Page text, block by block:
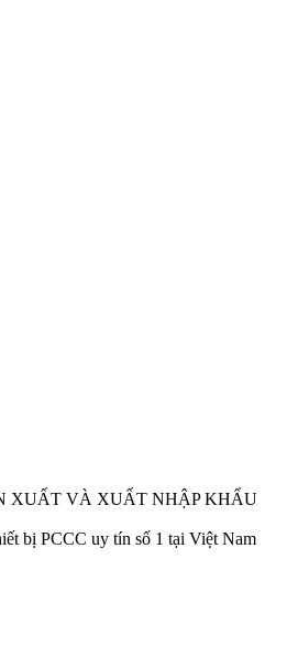
XUẤT VÀ XUẤT NHẬP KHẨU
bị PCCC uy tín số 1 tại Việt Nam